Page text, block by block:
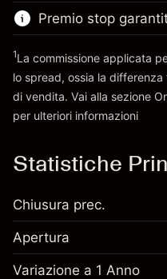
Vai alla
~$5,000.00
Denaro da leva ~
Vai alla
Premio stop
1La commissione applicata
lo spread, ossia la
di vendita. Vai alla sezione
per ulteriori informazioni
Statistiche
Chiusura prec.
Apertura
Variazione a 1 Anno